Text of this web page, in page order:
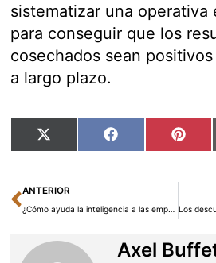
sistematizar una operativa
para conseguir que los
cosechados sean
a largo plazo.
Compartir
en
X
(Twitter)
Compartir
en
Facebook
en
Ant
ANTERIOR
¿Cómo ayuda la inteligencia a las empresas?
Axel